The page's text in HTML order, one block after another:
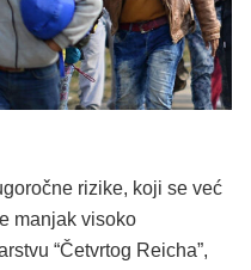
rizike, koji se već
manjak visoko
“Četvrtog Reicha”,